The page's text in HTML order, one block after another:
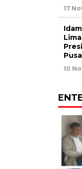
17
10